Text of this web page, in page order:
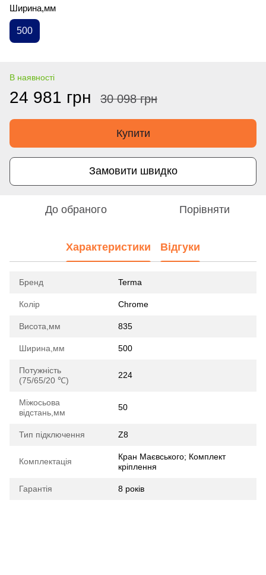
Ширина,мм
500
В наявності
24 981 грн 30 098 грн
Купити
Замовити швидко
До обраного Порівняти
Характеристики Відгуки
Бренд Terma
Колір Chrome
Висота,мм 835
Ширина,мм 500
Потужність
(75/65/20 ℃)
224
Міжосьова
відстань,мм
50
Тип підключення Z8
Комплектація
Кран Маєвського; Комплект
кріплення
Гарантія 8 років